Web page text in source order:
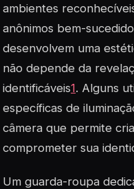
ambientes
anônimos bem-
desenvolvem uma
não depende da
identificáveis1. Alguns
específicas de
câmera que permite
comprometer sua
Um guarda-roupa